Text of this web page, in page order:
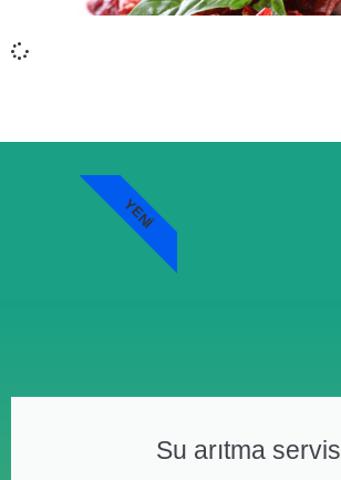
Su arıtma servis
YENI